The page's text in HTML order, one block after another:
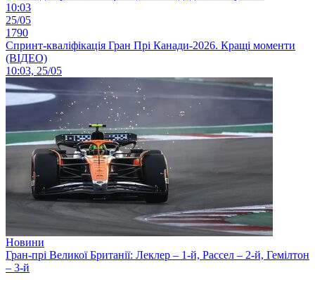
10:03
25/05
1790
Спринт-кваліфікація Гран Прі Канади-2026. Кращі моменти
(ВІДЕО)
10:03, 25/05
Новини
Гран-прі Великої Британії: Леклер – 1-й, Рассел – 2-й, Гемілтон
– 3-й